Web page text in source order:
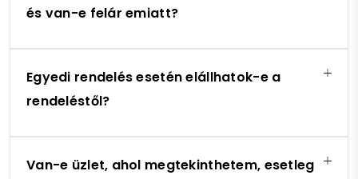
és van-e felár emiatt?
Egyedi rendelés esetén elállhatok-e a
rendeléstől?
Van-e üzlet, ahol megtekinthetem, esetleg